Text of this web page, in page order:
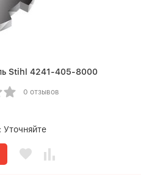
Stihl 4241-405-8000
0 отзывов
Уточняйте